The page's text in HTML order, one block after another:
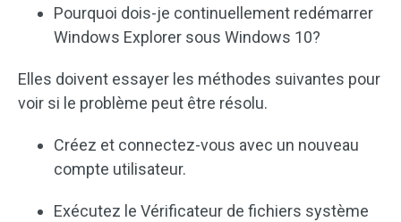
Pourquoi dois-je continuellement redémarrer
Windows Explorer sous Windows 10?
Elles doivent essayer les méthodes suivantes pour
voir si le problème peut être résolu.
Créez et connectez-vous avec un nouveau
compte utilisateur.
Exécutez le Vérificateur de fichiers système